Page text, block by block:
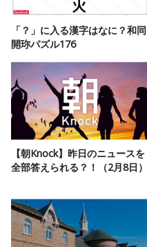
「？」に入る漢字はなに？和同
開珎パズル176
【朝Knock】昨日のニュースを
全部答えられる？！（2月8日）